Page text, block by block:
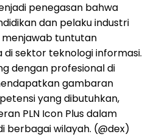
penegasan bahwa
dan pelaku industri
tuntutan
sektor teknologi informasi.
dengan profesional di
gambaran
yang dibutuhkan,
PLN Icon Plus dalam
berbagai wilayah. (@dex)